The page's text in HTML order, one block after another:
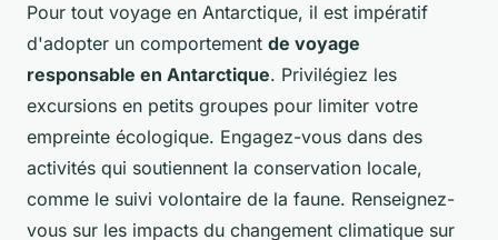
Pour tout voyage en Antarctique, il est impératif
d'adopter un comportement de voyage
responsable en Antarctique. Privilégiez les
excursions en petits groupes pour limiter votre
empreinte écologique. Engagez-vous dans des
activités qui soutiennent la conservation locale,
comme le suivi volontaire de la faune. Renseignez-
vous sur les impacts du changement climatique sur